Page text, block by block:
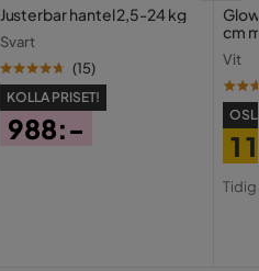
Justerbar hantel 2,5-24 kg
Svart
(15)
KOLLA PRISET!
988:-
cm
Vit
1